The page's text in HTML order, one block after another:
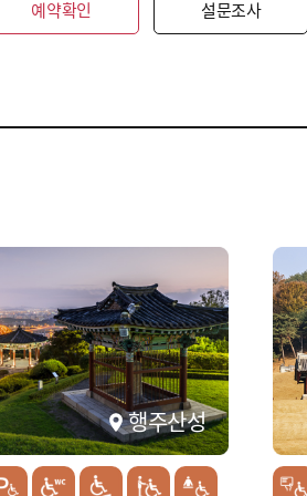
예약확인 설문조사
행주산성